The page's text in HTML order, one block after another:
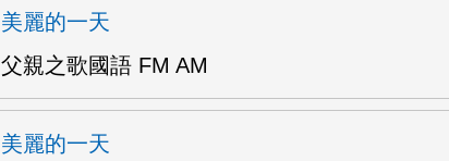
美麗的一天
父親之歌國語 FM AM
美麗的一天